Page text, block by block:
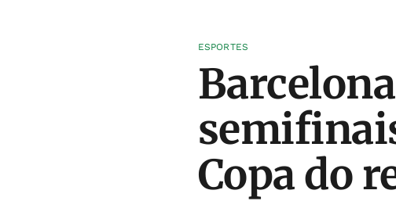
ESPORTES
Copa do